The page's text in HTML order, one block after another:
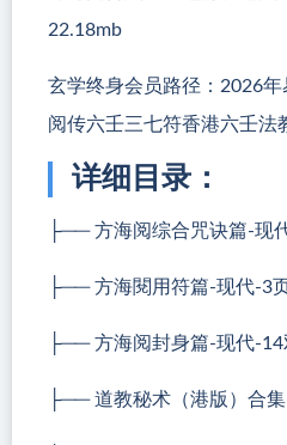
22.18mb
玄学终身会员路径：2026
阅传六壬三七符香港六壬法
详细目录：
├── 方海阅综合咒诀篇-现
├── 方海閱用符篇-现代-3
├── 方海阅封身篇-现代-
├── 道教秘术（港版）合